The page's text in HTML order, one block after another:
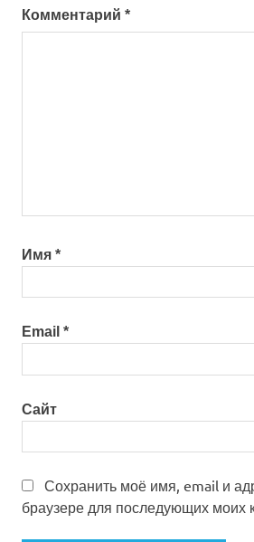
Комментарий *
Имя *
Email *
Сайт
Сохранить моё имя, email и
браузере для последующих моих